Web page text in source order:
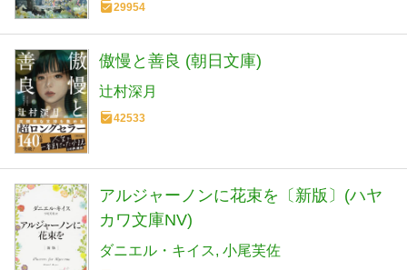
29954
傲慢と善良 (朝日文庫)
辻村深月
42533
アルジャーノンに花束を〔新版〕(ハヤ
カワ文庫NV)
ダニエル・キイス 小尾芙佐